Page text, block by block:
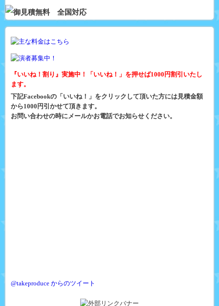
『いいね！割り』実施中！「いいね！」を押せば1000円割引いたし
ます。
下記Facebookの「いいね！」をクリックして頂いた方には見積金額
から1000円引かせて頂きます。
お問い合わせの時にメールかお電話でお知らせください。
@takeproduce からのツイート